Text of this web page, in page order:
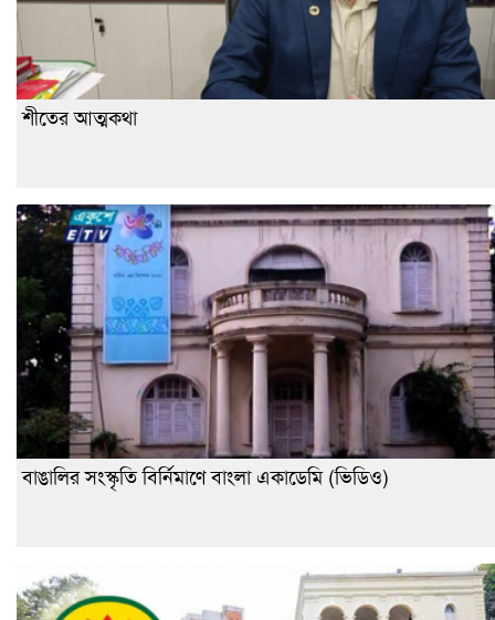
শীতের আত্মকথা
বাঙালির সংস্কৃতি বির্নিমাণে বাংলা একাডেমি (ভিডিও)